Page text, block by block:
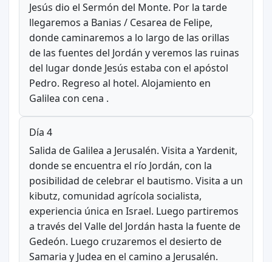
Jesús dio el Sermón del Monte. Por la tarde
llegaremos a Banias / Cesarea de Felipe,
donde caminaremos a lo largo de las orillas
de las fuentes del Jordán y veremos las ruinas
del lugar donde Jesús estaba con el apóstol
Pedro. Regreso al hotel. Alojamiento en
Galilea con cena .
Día 4
Salida de Galilea a Jerusalén. Visita a Yardenit,
donde se encuentra el río Jordán, con la
posibilidad de celebrar el bautismo. Visita a un
kibutz, comunidad agrícola socialista,
experiencia única en Israel. Luego partiremos
a través del Valle del Jordán hasta la fuente de
Gedeón. Luego cruzaremos el desierto de
Samaria y Judea en el camino a Jerusalén.